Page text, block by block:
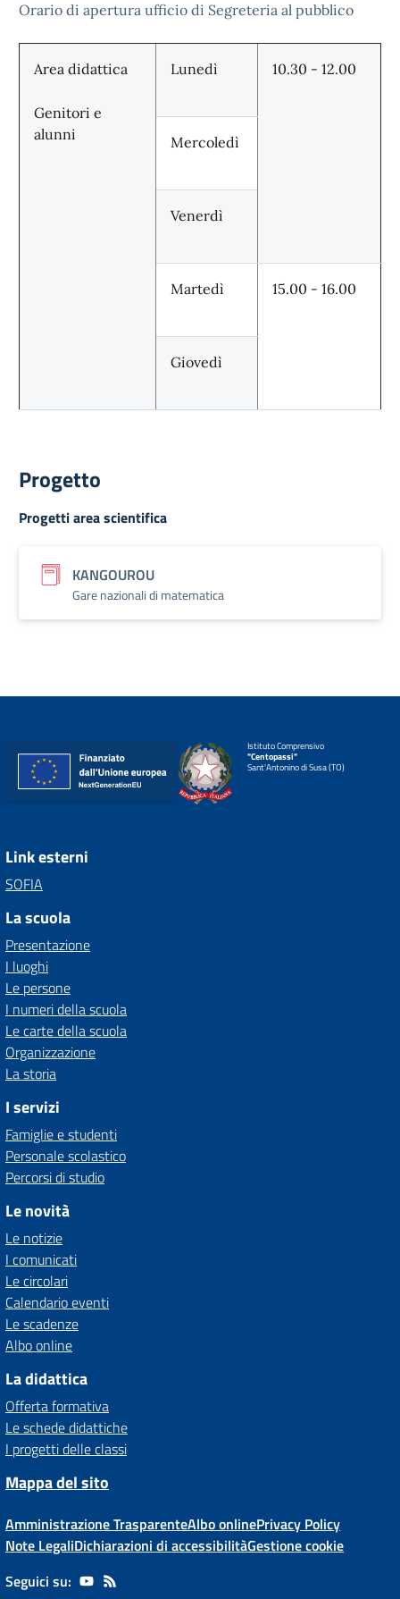
Orario di apertura ufficio di Segreteria al pubblico
Area didattica
Genitori e
alunni
Lunedì 10.30 - 12.00
Mercoledì
Venerdì
Martedì 15.00 - 16.00
Giovedì
Progetto
Progetti area scientifica
KANGOUROU
Gare nazionali di matematica
Istituto Comprensivo
"Centopassi"
Sant'Antonino di Susa (TO)
Link esterni
SOFIA
La scuola
Presentazione
I luoghi
Le persone
I numeri della scuola
Le carte della scuola
Organizzazione
La storia
I servizi
Famiglie e studenti
Personale scolastico
Percorsi di studio
Le novità
Le notizie
I comunicati
Le circolari
Calendario eventi
Le scadenze
Albo online
La didattica
Offerta formativa
Le schede didattiche
I progetti delle classi
Mappa del sito
Amministrazione TrasparenteAlbo onlinePrivacy Policy
Note LegaliDichiarazioni di accessibilitàGestione cookie
Seguici su: